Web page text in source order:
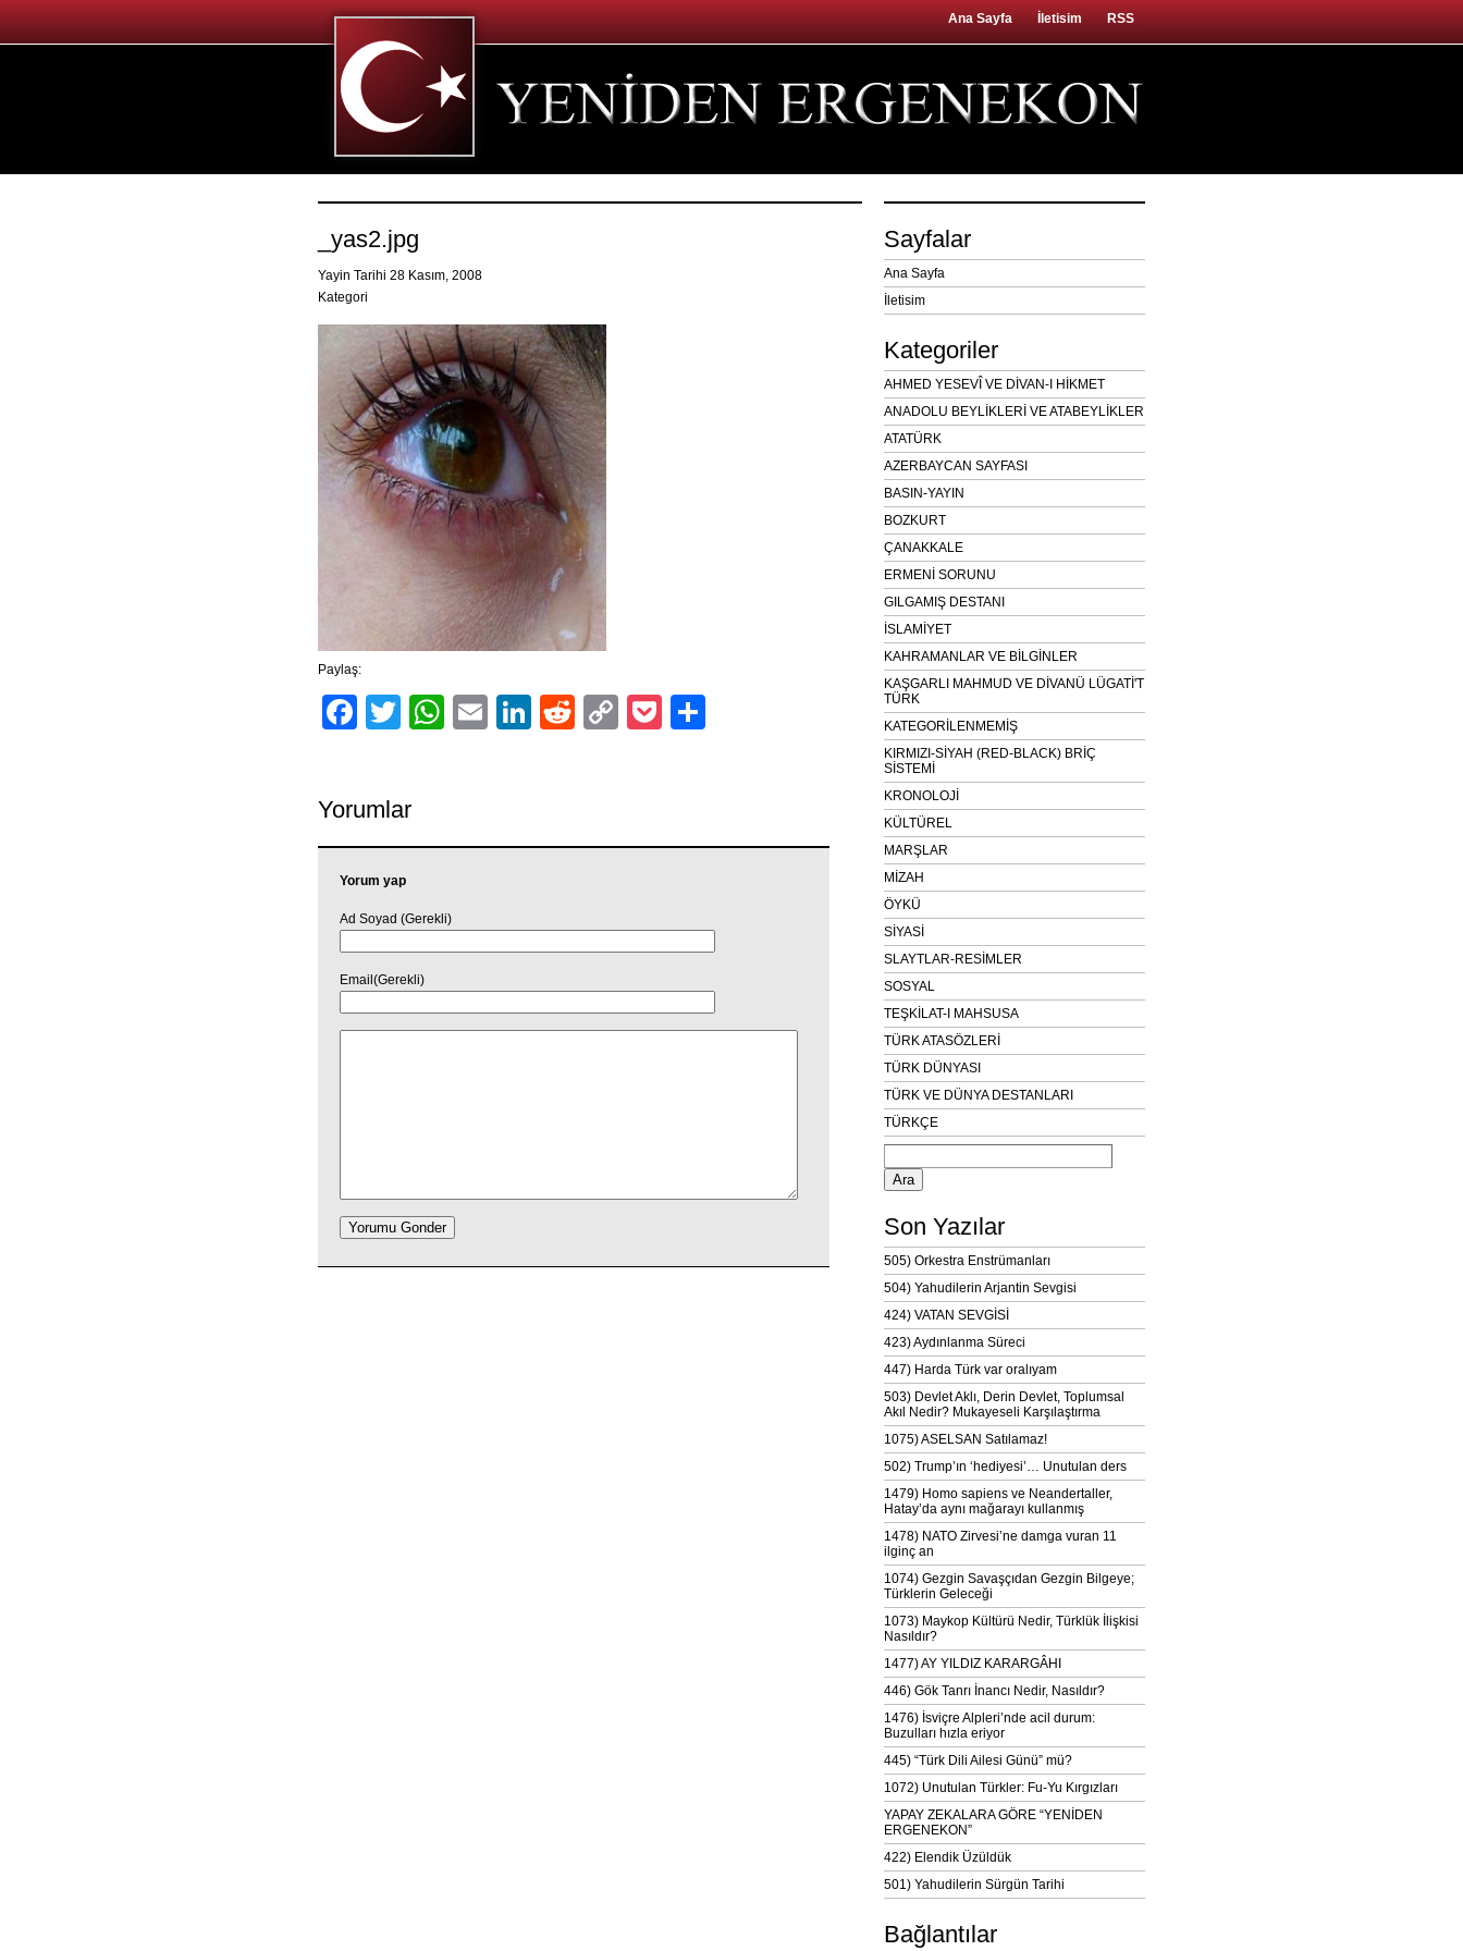
Ana Sayfa İletisim RSS
_yas2.jpg
Yayin Tarihi 28 Kasım, 2008
Kategori
Paylaş:
Facebook
TwitterWhatsApp
EmailLinkedIn
RedditCopyPocket
Yorumlar
Yorum yap
Ad Soyad (Gerekli)
Email(Gerekli)
Sayfalar
Ana Sayfa
İletisim
Kategoriler
AHMED YESEVÎ VE DİVAN-I HİKMET
ANADOLU BEYLİKLERİ VE ATABEYLİKLER
ATATÜRK
AZERBAYCAN SAYFASI
BASIN-YAYIN
BOZKURT
ÇANAKKALE
ERMENİ SORUNU
GILGAMIŞ DESTANI
İSLAMİYET
KAHRAMANLAR VE BİLGİNLER
KAŞGARLI MAHMUD VE DİVANÜ LÜGATİ'T
TÜRK
KATEGORİLENMEMİŞ
KIRMIZI-SİYAH (RED-BLACK) BRİÇ
SİSTEMİ
KRONOLOJİ
KÜLTÜREL
MARŞLAR
MİZAH
ÖYKÜ
SİYASİ
SLAYTLAR-RESİMLER
SOSYAL
TEŞKİLAT-I MAHSUSA
TÜRK ATASÖZLERİ
TÜRK DÜNYASI
TÜRK VE DÜNYA DESTANLARI
TÜRKÇE
Arama:
Son Yazılar
505) Orkestra Enstrümanları
504) Yahudilerin Arjantin Sevgisi
424) VATAN SEVGİSİ
423) Aydınlanma Süreci
447) Harda Türk var oralıyam
503) Devlet Aklı, Derin Devlet, Toplumsal
Akıl Nedir? Mukayeseli Karşılaştırma
1075) ASELSAN Satılamaz!
502) Trump’ın ‘hediyesi’… Unutulan ders
1479) Homo sapiens ve Neandertaller,
Hatay’da aynı mağarayı kullanmış
1478) NATO Zirvesi’ne damga vuran 11
ilginç an
1074) Gezgin Savaşçıdan Gezgin Bilgeye;
Türklerin Geleceği
1073) Maykop Kültürü Nedir, Türklük İlişkisi
Nasıldır?
1477) AY YILDIZ KARARGÂHI
446) Gök Tanrı İnancı Nedir, Nasıldır?
1476) İsviçre Alpleri’nde acil durum:
Buzulları hızla eriyor
445) “Türk Dili Ailesi Günü” mü?
1072) Unutulan Türkler: Fu-Yu Kırgızları
YAPAY ZEKALARA GÖRE “YENİDEN
ERGENEKON”
422) Elendik Üzüldük
501) Yahudilerin Sürgün Tarihi
Bağlantılar